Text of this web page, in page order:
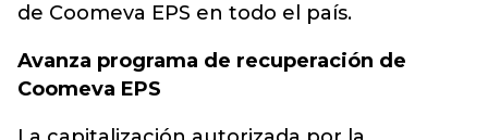
de Coomeva EPS en todo el país.
Avanza programa de recuperación de
Coomeva EPS